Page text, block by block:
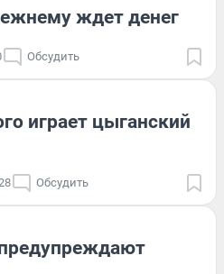
ждет денег
Обсудить
играет цыганский
Обсудить